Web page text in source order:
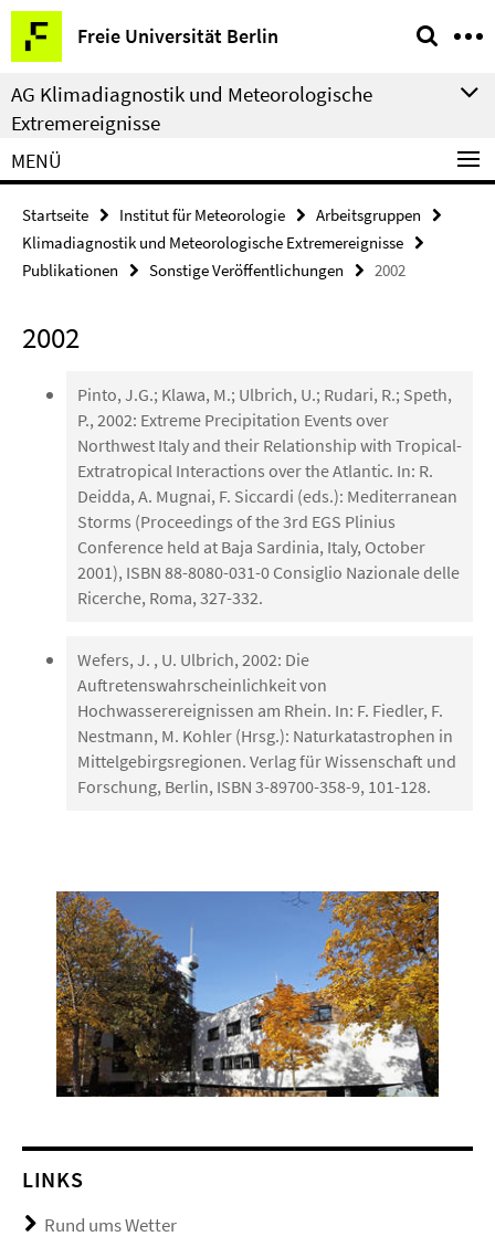
Springe
direkt
zu
Inhalt
Freie Universität Berlin
Service-
Navigation
AG Klimadiagnostik und Meteorologische
Extremereignisse
MENÜ
Startseite Institut für Meteorologie
Arbeitsgruppen
Klimadiagnostik und Meteorologische Extremereignisse
Publikationen
Sonstige Veröffentlichungen 2002
2002
Pinto, J.G.; Klawa, M.; Ulbrich, U.; Rudari, R.; Speth,
P., 2002: Extreme Precipitation Events over
Northwest Italy and their Relationship with Tropical-
Extratropical Interactions over the Atlantic. In: R.
Deidda, A. Mugnai, F. Siccardi (eds.): Mediterranean
Storms (Proceedings of the 3rd EGS Plinius
Conference held at Baja Sardinia, Italy, October
2001), ISBN 88-8080-031-0 Consiglio Nazionale delle
Ricerche, Roma, 327-332.
Wefers, J. , U. Ulbrich, 2002: Die
Auftretenswahrscheinlichkeit von
Hochwasserereignissen am Rhein. In: F. Fiedler, F.
Nestmann, M. Kohler (Hrsg.): Naturkatastrophen in
Mittelgebirgsregionen. Verlag für Wissenschaft und
Forschung, Berlin, ISBN 3-89700-358-9, 101-128.
LINKS
Rund ums Wetter